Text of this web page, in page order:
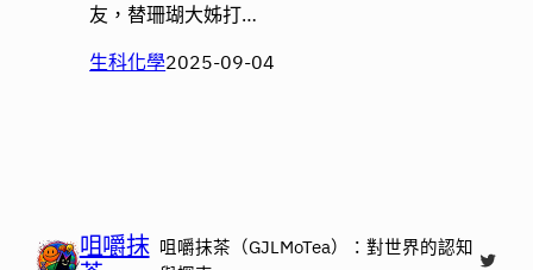
友，替珊瑚大姊打…
生科化學2025-09-04
咀嚼抹 咀嚼抹茶（GJLMoTea）：對世界的認知 X